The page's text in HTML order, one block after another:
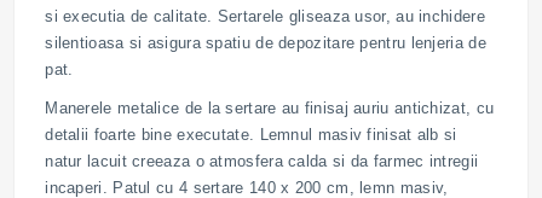
si executia de calitate. Sertarele gliseaza usor, au inchidere
silentioasa si asigura spatiu de depozitare pentru lenjeria de
pat.
Manerele metalice de la sertare au finisaj auriu antichizat, cu
detalii foarte bine executate. Lemnul masiv finisat alb si
natur lacuit creeaza o atmosfera calda si da farmec intregii
incaperi. Patul cu 4 sertare 140 x 200 cm, lemn masiv,